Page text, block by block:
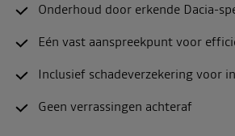
Onderhoud door erkende Dacia-
Eén vast aanspreekpunt voor
Inclusief schadeverzekering voor
Geen verrassingen achteraf